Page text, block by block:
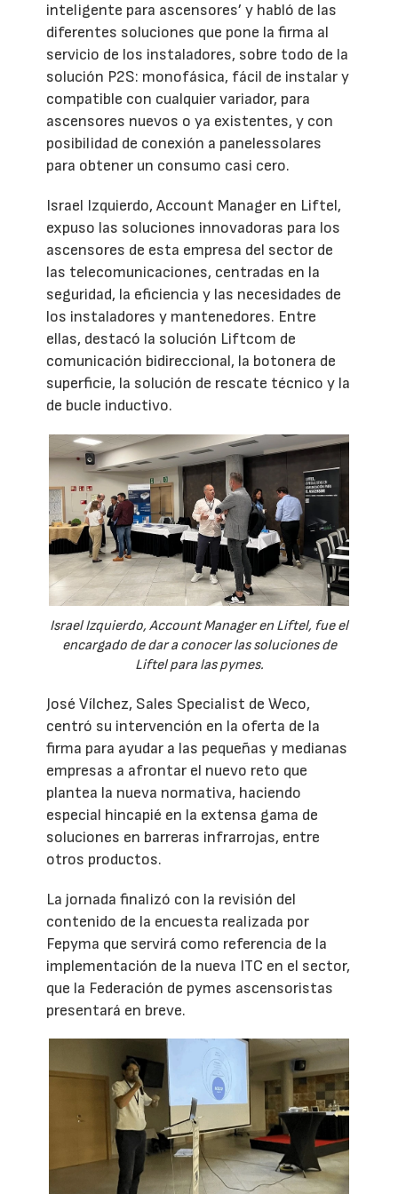
inteligente para ascensores’ y habló de las
diferentes soluciones que pone la firma al
servicio de los instaladores, sobre todo de la
solución P2S: monofásica, fácil de instalar y
compatible con cualquier variador, para
ascensores nuevos o ya existentes, y con
posibilidad de conexión a panelessolares
para obtener un consumo casi cero.
Israel Izquierdo, Account Manager en Liftel,
expuso las soluciones innovadoras para los
ascensores de esta empresa del sector de
las telecomunicaciones, centradas en la
seguridad, la eficiencia y las necesidades de
los instaladores y mantenedores. Entre
ellas, destacó la solución Liftcom de
comunicación bidireccional, la botonera de
superficie, la solución de rescate técnico y la
de bucle inductivo.
Israel Izquierdo, Account Manager en Liftel, fue el
encargado de dar a conocer las soluciones de
Liftel para las pymes.
José Vílchez, Sales Specialist de Weco,
centró su intervención en la oferta de la
firma para ayudar a las pequeñas y medianas
empresas a afrontar el nuevo reto que
plantea la nueva normativa, haciendo
especial hincapié en la extensa gama de
soluciones en barreras infrarrojas, entre
otros productos.
La jornada finalizó con la revisión del
contenido de la encuesta realizada por
Fepyma que servirá como referencia de la
implementación de la nueva ITC en el sector,
que la Federación de pymes ascensoristas
presentará en breve.